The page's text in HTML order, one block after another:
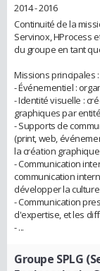
2014 - 2016
Continuité de la
Servinox, HProcess
du groupe en tant
Missions principales :
- Événementiel :
- Identité visuelle :
graphiques par entité
- Supports de
(print, web,
la création graphique
- Communication
communication
développer la
- Communication
d'expertise, et les
- ...
Groupe SPLG